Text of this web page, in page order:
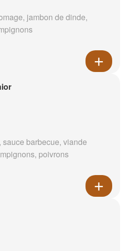
jambon de dinde,
sauce barbecue, viande
poivrons